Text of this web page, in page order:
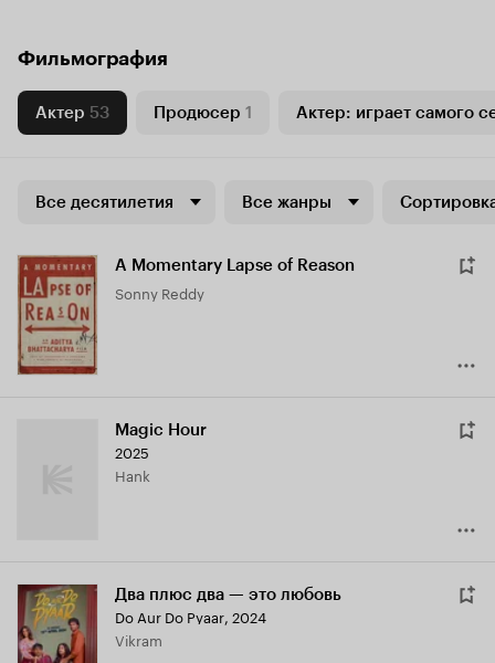
Фильмография
Актер 53 Продюсер 1 Актер: играет самого
Все десятилетия Все жанры
A Momentary Lapse of Reason
Sonny Reddy
Magic Hour
2025
Hank
Два плюс два — это любовь
Do Aur Do Pyaar, 2024
Vikram